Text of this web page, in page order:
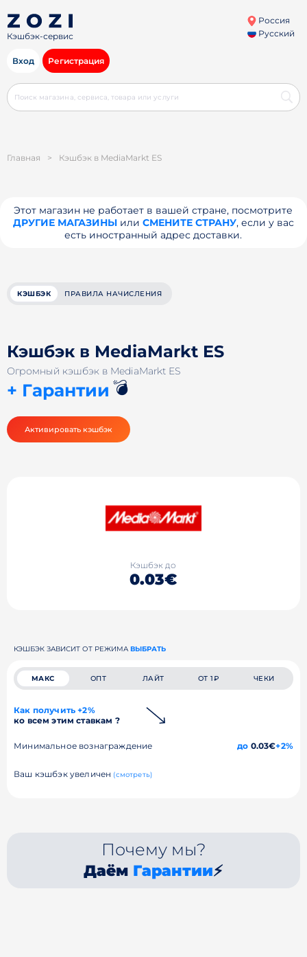
Кэшбэк-сервис
Россия
Русский
Вход Регистрация
Главная > Кэшбэк в MediaMarkt ES
Этот магазин не работает в вашей стране, посмотрите
ДРУГИЕ МАГАЗИНЫили СМЕНИТЕ СТРАНУ, если у вас
есть иностранный адрес доставки.
КЭШБЭК ПРАВИЛА НАЧИСЛЕНИЯ
Кэшбэк в MediaMarkt ES
Огромный кэшбэк в MediaMarkt ES
+ Гарантии 💣
Активировать кэшбэк
Кэшбэк до
0.03€
КЭШБЭК ЗАВИСИТ ОТ РЕЖИМА ВЫБРАТЬ
МАКС ОПТ ЛАЙТ ОТ 1₽ ЧЕКИ
Как получить +2%
ко всем этим ставкам ?
Минимальное вознаграждение до 0.03€+2%
Ваш кэшбэк увеличен (смотреть)
Почему мы?
Даём Гарантии⚡